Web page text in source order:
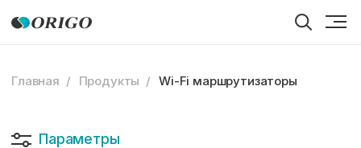
Главная Продукты Wi-Fi маршрутизаторы
Параметры